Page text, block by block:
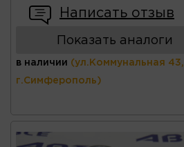
Написать отзыв
Показать аналоги
в наличии (ул.Коммунальная 43,
г.Симферополь)